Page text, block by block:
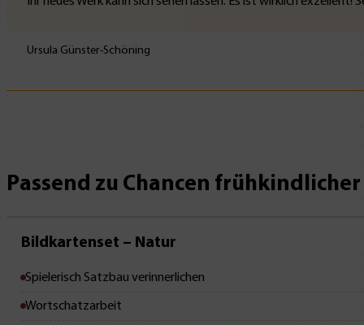
Ursula Günster-Schöning
Passend zu Chancen
Bildkartenset – Natur
Spielerisch Satzbau verinnerlichen
Wortschatzarbeit